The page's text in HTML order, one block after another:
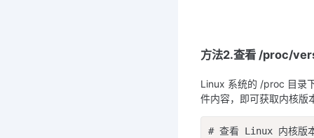
方法2.查看 /proc/
Linux 系统的 /proc 目录
件内容，即可获取内核版
# 查看 Linux 内核版